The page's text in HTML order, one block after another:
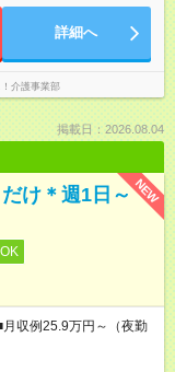
詳細へ
介護事業部
掲載日：2026.08.04
NEW
け＊週1日～
収例25.9万円～（夜勤